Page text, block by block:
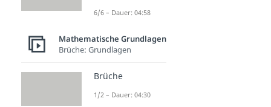
6/6 – Dauer: 04:58
Mathematische Grundlagen
Brüche: Grundlagen
Brüche
1/2 – Dauer: 04:30